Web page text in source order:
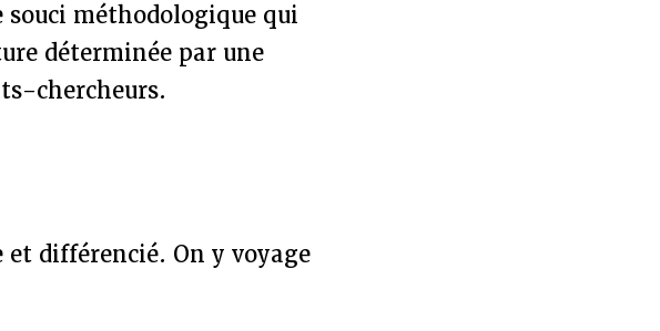
souci méthodologique qui
déterminée par une
chercheurs.
différencié. On y voyage